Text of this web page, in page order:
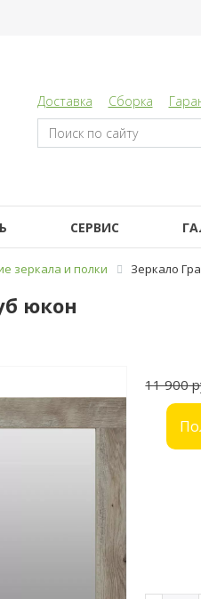
Доставка Сборка
СЕРВИС
зеркала и полки Зеркало
юкон
11 900